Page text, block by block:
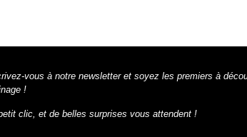
vous à notre newsletter et soyez les premiers à
!
clic, et de belles surprises vous attendent !